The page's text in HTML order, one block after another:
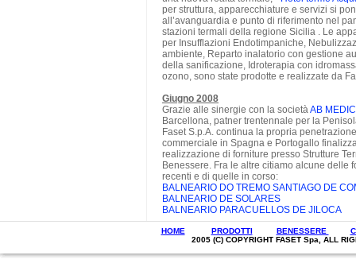
HOME PRODOTTI BENESSERE
2005 (C) COPYRIGHT FASET Spa, ALL